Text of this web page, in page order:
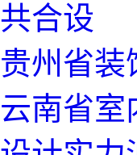
共合设
贵州省装
云南省室